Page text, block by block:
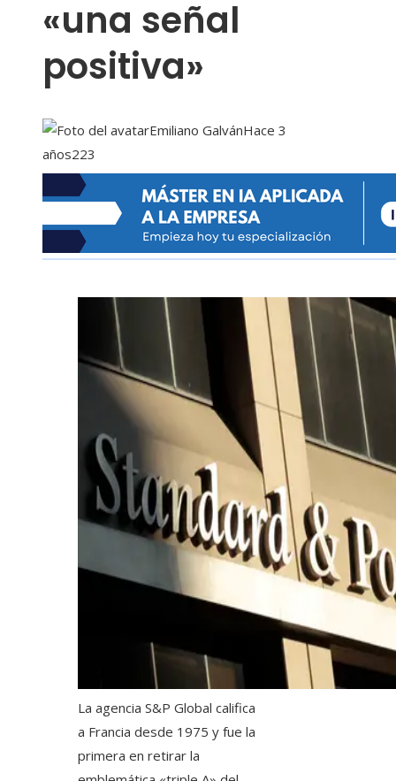
«una señal
positiva»
Emiliano GalvánHace 3
años223
La agencia S&P Global califica
a Francia desde 1975 y fue la
primera en retirar la